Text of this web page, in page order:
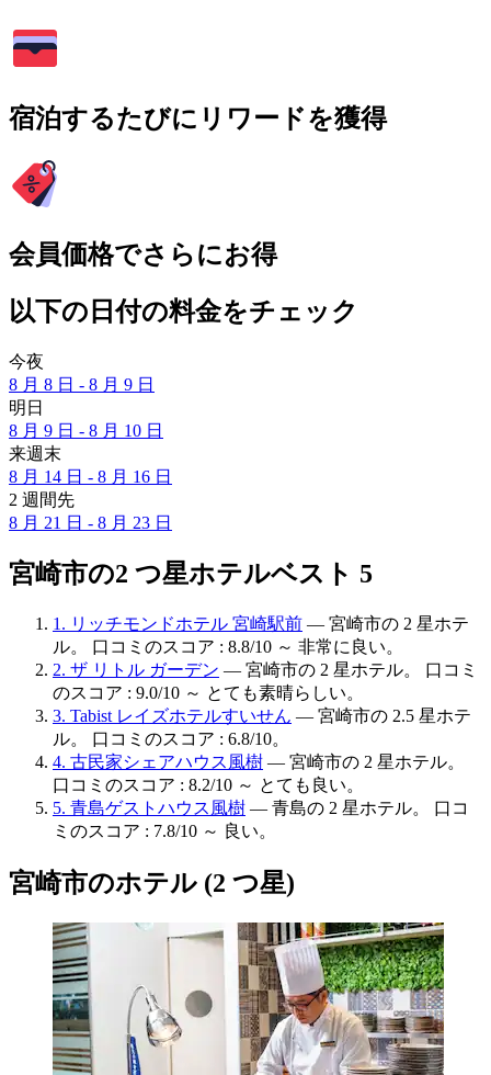
宿泊するたびにリワードを獲得
会員価格でさらにお得
以下の日付の料金をチェック
今夜
8 月 8 日 - 8 月 9 日
明日
8 月 9 日 - 8 月 10 日
来週末
8 月 14 日 - 8 月 16 日
2 週間先
8 月 21 日 - 8 月 23 日
宮崎市の2 つ星ホテルベスト 5
1. リッチモンドホテル 宮崎駅前 — 宮崎市の 2 星ホテ
ル。 口コミのスコア : 8.8/10 ～ 非常に良い。
2. ザ リトル ガーデン — 宮崎市の 2 星ホテル。 口コミ
のスコア : 9.0/10 ～ とても素晴らしい。
3. Tabist レイズホテルすいせん — 宮崎市の 2.5 星ホテ
ル。 口コミのスコア : 6.8/10。
4. 古民家シェアハウス風樹 — 宮崎市の 2 星ホテル。
口コミのスコア : 8.2/10 ～ とても良い。
5. 青島ゲストハウス風樹 — 青島の 2 星ホテル。 口コ
ミのスコア : 7.8/10 ～ 良い。
宮崎市のホテル (2 つ星)